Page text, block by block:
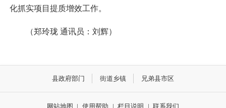
化抓实项目提质增效工作。
（郑玲珑 通讯员：刘辉）
县政府部门 街道乡镇 兄弟县市区
网站地图 | 使用帮助 | 栏目说明 | 联系我们